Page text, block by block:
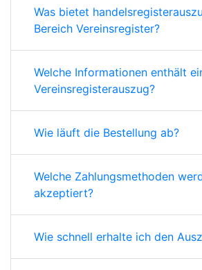
Was bietet
Bereich Vereinsregister?
Welche Informationen enthält
Vereinsregisterauszug?
Wie läuft die Bestellung ab?
Welche Zahlungsmethoden
akzeptiert?
Wie schnell erhalte ich den